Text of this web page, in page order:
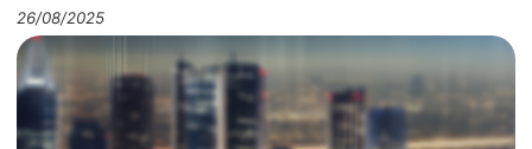
26/08/2025